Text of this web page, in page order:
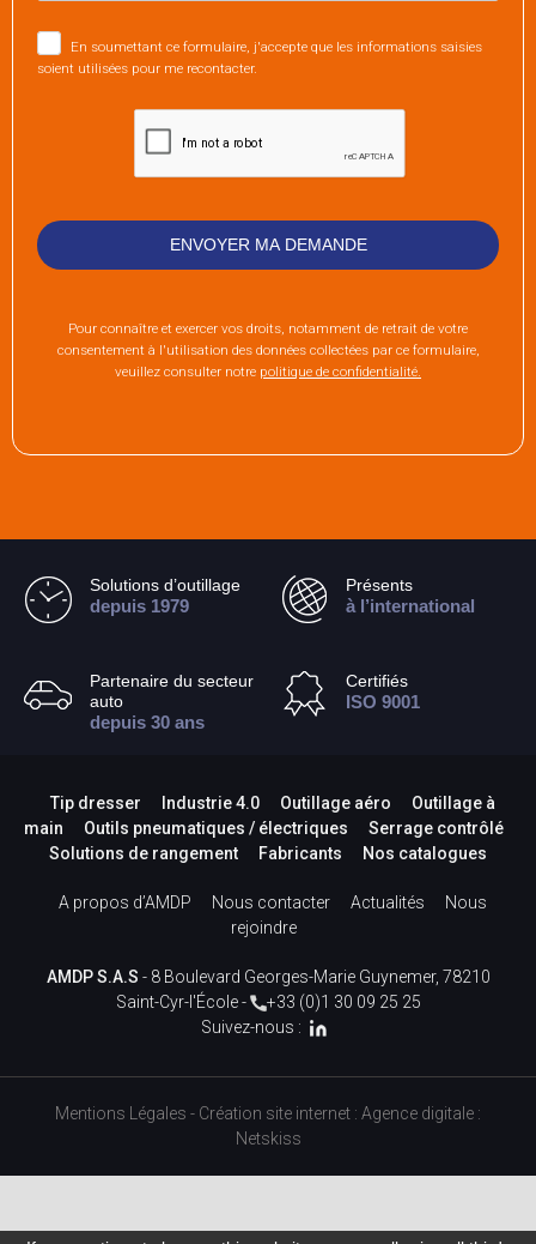
En soumettant ce formulaire, j'accepte que les informations saisies
soient utilisées pour me recontacter.
Pour connaître et exercer vos droits, notamment de retrait de votre
consentement à l'utilisation des données collectées par ce formulaire,
veuillez consulter notre politique de confidentialité.
Solutions d’outillage
depuis 1979
Présents
à l’international
Partenaire du secteur
auto
depuis 30 ans
Certifiés
ISO 9001
Tip dresser Industrie 4.0 Outillage aéro
Outillage à
main
Outils pneumatiques / électriques
Serrage contrôlé
Solutions de rangement
Fabricants Nos catalogues
A propos d’AMDP Nous contacter Actualités
Nous
rejoindre
AMDP S.A.S - 8 Boulevard Georges-Marie Guynemer, 78210
Saint-Cyr-l'École -
+33 (0)1 30 09 25 25
Suivez-nous :
Mentions Légales - Création site internet : Agence digitale :
Netskiss